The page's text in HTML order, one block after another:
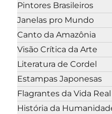
Pintores Brasileiros
Janelas pro Mundo
Canto da Amazônia
Visão Crítica da Arte
Literatura de Cordel
Estampas Japonesas
Flagrantes da Vida Real
História da